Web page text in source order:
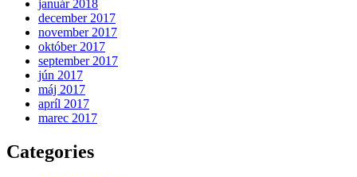
január 2018
december 2017
november 2017
október 2017
september 2017
jún 2017
máj 2017
apríl 2017
marec 2017
Categories